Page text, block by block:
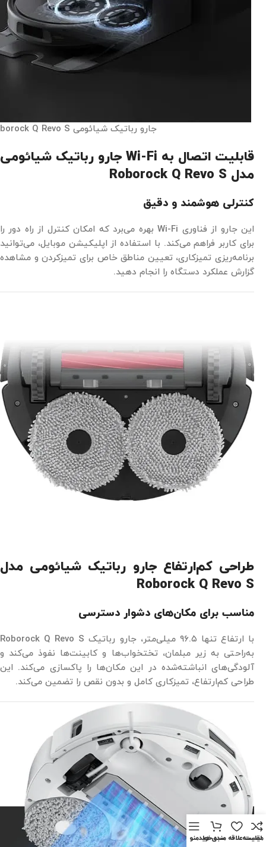
جارو رباتیک شیائومی Roborock Q Revo S
قابلیت اتصال به Wi-Fi جارو رباتیک شیائومی
مدل Roborock Q Revo S
کنترلی هوشمند و دقیق
این جارو از فناوری Wi-Fi بهره می‌برد که امکان کنترل از راه دور را
برای کاربر فراهم می‌کند. با استفاده از اپلیکیشن موبایل، می‌توانید
برنامه‌ریزی تمیزکاری، تعیین مناطق خاص برای تمیزکردن و مشاهده
گزارش عملکرد دستگاه را انجام دهید.
طراحی کم‌ارتفاع جارو رباتیک شیائومی مدل
Roborock Q Revo S
مناسب برای مکان‌های دشوار دسترسی
با ارتفاع تنها ۹۶.۵ میلی‌متر، جارو رباتیک Roborock Q Revo S
به‌راحتی به زیر مبلمان، تختخواب‌ها و کابینت‌ها نفوذ می‌کند و
آلودگی‌های انباشته‌شده در این مکان‌ها را پاکسازی می‌کند. این
طراحی کم‌ارتفاع، تمیزکاری کامل و بدون نقص را تضمین می‌کند.
مقايسه
لیست علاقه مندی ها
سبد خریدمنو